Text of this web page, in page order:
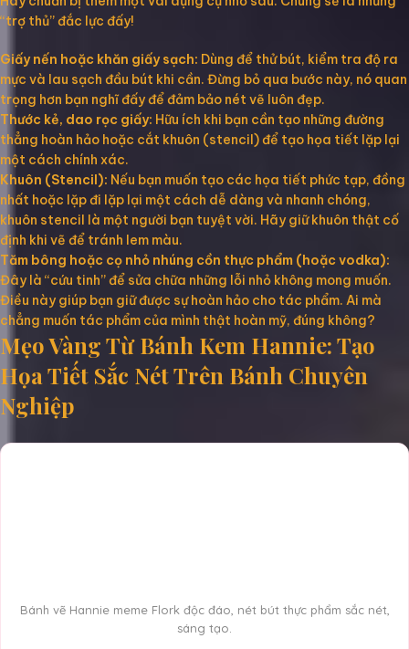
“trợ thủ” đắc lực đấy!
Giấy nến hoặc khăn giấy sạch: Dùng để thử bút, kiểm tra độ ra
mực và lau sạch đầu bút khi cần. Đừng bỏ qua bước này, nó quan
trọng hơn bạn nghĩ đấy để đảm bảo nét vẽ luôn đẹp.
Thước kẻ, dao rọc giấy: Hữu ích khi bạn cần tạo những đường
thẳng hoàn hảo hoặc cắt khuôn (stencil) để tạo họa tiết lặp lại
một cách chính xác.
Khuôn (Stencil): Nếu bạn muốn tạo các họa tiết phức tạp, đồng
nhất hoặc lặp đi lặp lại một cách dễ dàng và nhanh chóng,
khuôn stencil là một người bạn tuyệt vời. Hãy giữ khuôn thật cố
định khi vẽ để tránh lem màu.
Tăm bông hoặc cọ nhỏ nhúng cồn thực phẩm (hoặc vodka):
Đây là “cứu tinh” để sửa chữa những lỗi nhỏ không mong muốn.
Điều này giúp bạn giữ được sự hoàn hảo cho tác phẩm. Ai mà
chẳng muốn tác phẩm của mình thật hoàn mỹ, đúng không?
Mẹo Vàng Từ Bánh Kem Hannie: Tạo
Họa Tiết Sắc Nét Trên Bánh Chuyên
Nghiệp
Bánh vẽ Hannie meme Flork độc đáo, nét bút thực phẩm sắc nét,
sáng tạo.